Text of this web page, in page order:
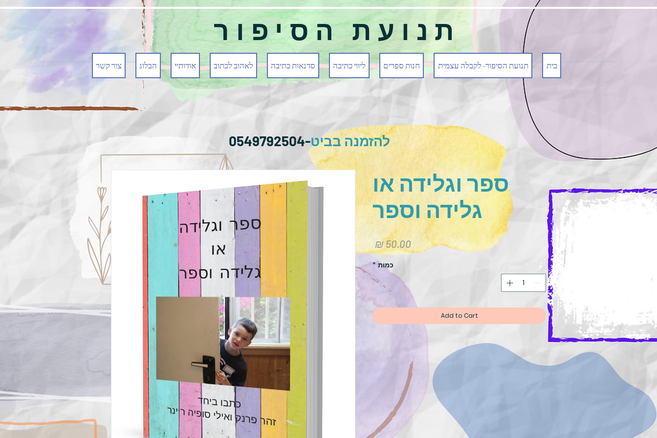
תנועת הסיפור
בית תנועת הסיפור- לקבלה עצמית חנות ספרים ליווי כתיבה סדנאות כתיבה לאהוב לכתוב אודותיי הבלוג צור קשר
ספר וגלידה או
גלידה וספר
כמות *
Add to Cart
להזמנה בביט-0549792504